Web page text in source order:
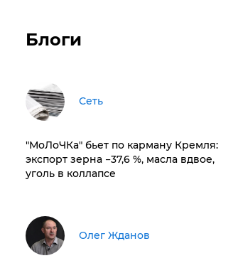
Блоги
Сеть
​"МоЛоЧКа" бьет по карману Кремля:
экспорт зерна −37,6 %, масла вдвое,
уголь в коллапсе
Олег Жданов